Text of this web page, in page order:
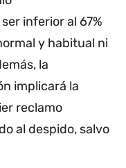
inferior al 67%
y habitual ni
la
implicará la
reclamo
al despido, salvo